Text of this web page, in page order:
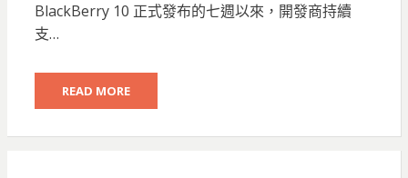
BlackBerry 10 正式發布的七週以來，開發商持續
支…
READ MORE